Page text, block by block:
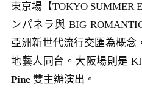
東京場【TOKYO SUMMER
ンパネラ與 BIG
亞洲新世代流行交匯為概念
地藝人同台。大阪場則是
Pine 雙主辦演出。